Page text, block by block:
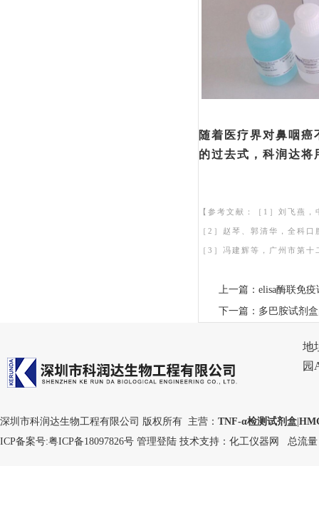
随着医疗界对鼻咽
的过去式，科润达
【参考文献：［ 1］刘飞燕
［ 2］赵琴、郭清华，全科
［ 3］冯建辉等，广州市第十
上一篇： elisa酶联免
下一篇： 多巴胺试剂
地
园
深圳市科润达生物工程有限公司 版权所有 主营： TNF-α检测试剂盒
ICP备案号:粤ICP备18097826号 管理登陆 技术支持： 化工仪器网 总流量